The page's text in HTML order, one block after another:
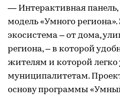
— Интерактивная панель,
модель «Умного региона».
экосистема – от дома,
региона, – в которой
жителям и которой легко
муниципалитетам.
основу программы